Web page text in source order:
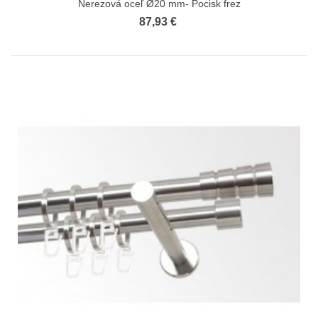
Nerezová oceľ Ø20 mm- Pocisk frez
87,93 €